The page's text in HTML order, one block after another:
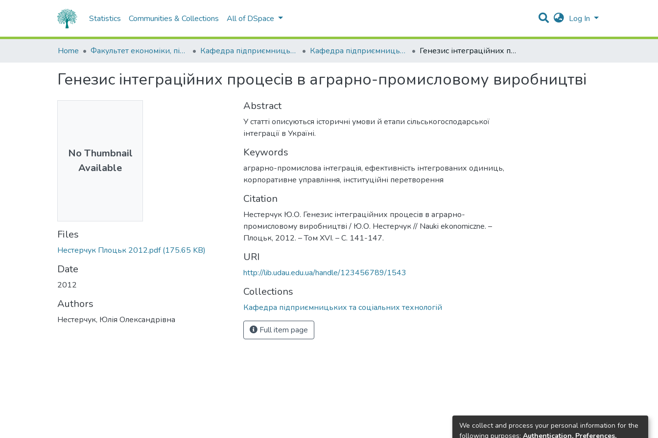
Statistics Communities & Collections All of DSpace Log In
Home Факультет економіки, підприємництва та інформаційних технологій Кафедра підприємницьких та соціальних технологій Кафедра підприємницьких та соціальних технологій Генезис інтеграційних процесів в аграрно-промисловому виробництві
Генезис інтеграційних процесів в аграрно-промисловому виробництві
No Thumbnail
Available
Files
Нестерчук Плоцьк 2012.pdf (175.65 KB)
Date
2012
Authors
Нестерчук, Юлія Олександрівна
Abstract
У статті описуються історичні умови й етапи сільськогосподарської
інтеграції в Україні.
Keywords
аграрно-промислова інтеграція, ефективність інтегрованих одиниць,
корпоративне управління, інституційні перетворення
Citation
Нестерчук Ю.О. Генезис інтеграційних процесів в аграрно-
промисловому виробництві / Ю.О. Нестерчук // Nauki ekonomiczne. –
Плоцьк, 2012. – Том XVI. – С. 141-147.
URI
http://lib.udau.edu.ua/handle/123456789/1543
Collections
Кафедра підприємницьких та соціальних технологій
Full item page
We collect and process your personal information for the
following purposes: Authentication, Preferences,